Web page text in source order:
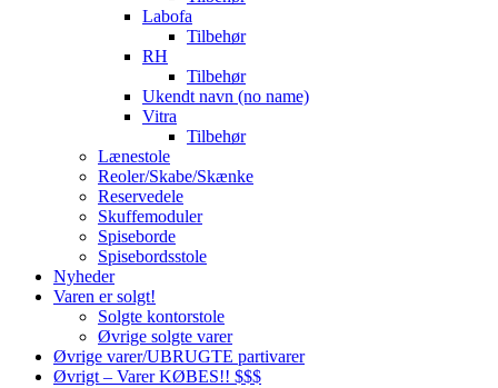
Labofa
Tilbehør
RH
Tilbehør
Ukendt navn (no name)
Vitra
Tilbehør
Lænestole
Reoler/Skabe/Skænke
Reservedele
Skuffemoduler
Spiseborde
Spisebordsstole
Nyheder
Varen er solgt!
Solgte kontorstole
Øvrige solgte varer
Øvrige varer/UBRUGTE partivarer
Øvrigt – Varer KØBES!! $$$